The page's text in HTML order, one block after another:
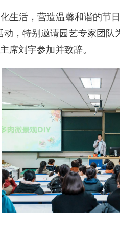
生活，营造温馨和谐的节
动，特别邀请园艺专家团
席刘宇参加并致辞。